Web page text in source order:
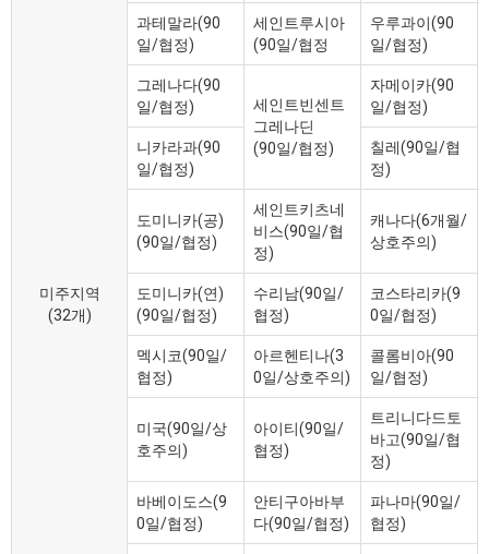
미주지역
(32개)
과테말라(90
일/협정)
세인트루시아
(90일/협정
우루과이(90
일/협정)
그레나다(90
일/협정)
세인트빈센트
그레나딘
(90일/협정)
자메이카(90
일/협정)
니카라과(90
일/협정)
칠레(90일/협
정)
도미니카(공)
(90일/협정)
세인트키츠네
비스(90일/협
정)
캐나다(6개월/
상호주의)
도미니카(연)
(90일/협정)
수리남(90일/
협정)
코스타리카(9
0일/협정)
멕시코(90일/
협정)
아르헨티나(3
0일/상호주의)
콜롬비아(90
일/협정)
미국(90일/상
호주의)
아이티(90일/
협정)
트리니다드토
바고(90일/협
정)
바베이도스(9
0일/협정)
안티구아바부
다(90일/협정)
파나마(90일/
협정)